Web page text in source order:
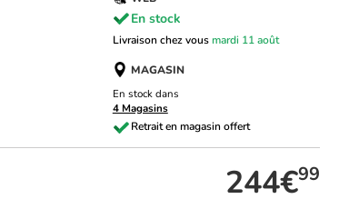
En stock
Livraison chez vousmardi 11 août
MAGASIN
En stock dans
4 Magasins
244€99